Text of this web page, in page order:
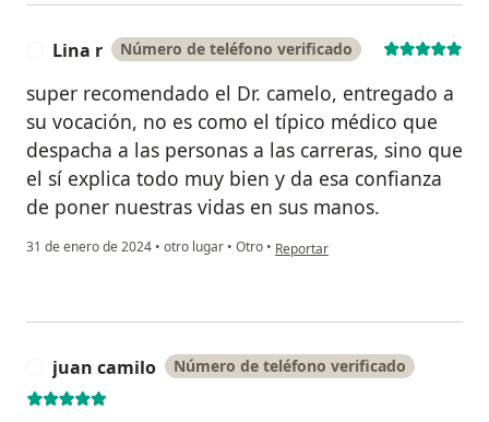
Lina r Número de teléfono verificado
super recomendado el Dr. camelo, entregado a
su vocación, no es como el típico médico que
despacha a las personas a las carreras, sino que
el sí explica todo muy bien y da esa confianza
de poner nuestras vidas en sus manos.
31 de enero de 2024 • otro lugar • Otro • en opinión del usuario Lina r
Reportar
juan camilo Número de teléfono verificado